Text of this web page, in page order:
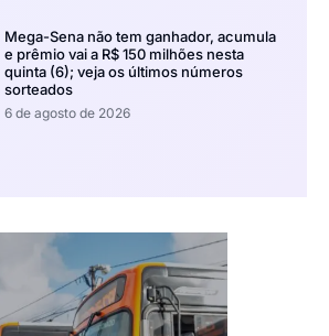
Mega-Sena não tem ganhador, acumula
e prêmio vai a R$ 150 milhões nesta
quinta (6); veja os últimos números
sorteados
6 de agosto de 2026